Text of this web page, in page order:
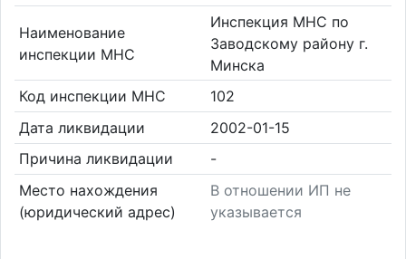
Наименование
инспекции МНС
Инспекция МНС по
Заводскому району г.
Минска
Код инспекции МНС
102
Дата ликвидации
2002-01-15
Причина ликвидации
-
Место нахождения
(юридический адрес)
В отношении ИП не
указывается